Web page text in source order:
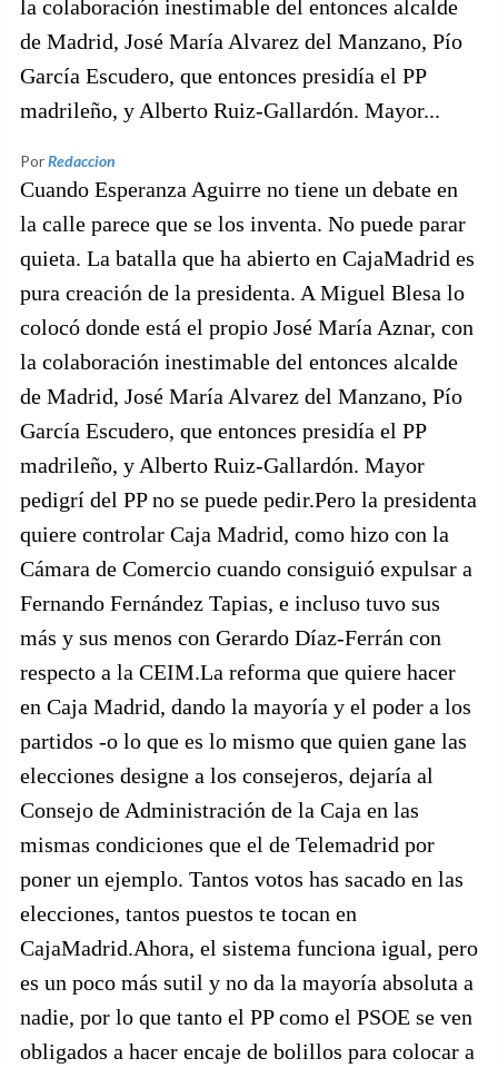
la colaboración inestimable del entonces alcalde
de Madrid, José María Alvarez del Manzano, Pío
García Escudero, que entonces presidía el PP
madrileño, y Alberto Ruiz-Gallardón. Mayor...
PorRedaccion
Cuando Esperanza Aguirre no tiene un debate en
la calle parece que se los inventa. No puede parar
quieta. La batalla que ha abierto en CajaMadrid es
pura creación de la presidenta. A Miguel Blesa lo
colocó donde está el propio José María Aznar, con
la colaboración inestimable del entonces alcalde
de Madrid, José María Alvarez del Manzano, Pío
García Escudero, que entonces presidía el PP
madrileño, y Alberto Ruiz-Gallardón. Mayor
pedigrí del PP no se puede pedir.Pero la presidenta
quiere controlar Caja Madrid, como hizo con la
Cámara de Comercio cuando consiguió expulsar a
Fernando Fernández Tapias, e incluso tuvo sus
más y sus menos con Gerardo Díaz-Ferrán con
respecto a la CEIM.La reforma que quiere hacer
en Caja Madrid, dando la mayoría y el poder a los
partidos -o lo que es lo mismo que quien gane las
elecciones designe a los consejeros, dejaría al
Consejo de Administración de la Caja en las
mismas condiciones que el de Telemadrid por
poner un ejemplo. Tantos votos has sacado en las
elecciones, tantos puestos te tocan en
CajaMadrid.Ahora, el sistema funciona igual, pero
es un poco más sutil y no da la mayoría absoluta a
nadie, por lo que tanto el PP como el PSOE se ven
obligados a hacer encaje de bolillos para colocar a